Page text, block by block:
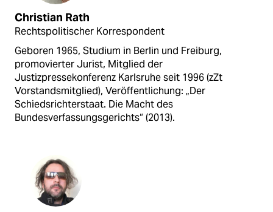
Christian Rath
Rechtspolitischer Korrespondent
Geboren 1965, Studium in Berlin und Freiburg,
promovierter Jurist, Mitglied der
Justizpressekonferenz Karlsruhe seit 1996 (zZt
Vorstandsmitglied), Veröffentlichung: „Der
Schiedsrichterstaat. Die Macht des
Bundesverfassungsgerichts“ (2013).